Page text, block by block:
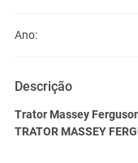
Ano:
Descrição
Trator Massey
TRATOR MASSEY